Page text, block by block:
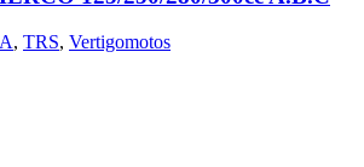
, TRS, Vertigomotos